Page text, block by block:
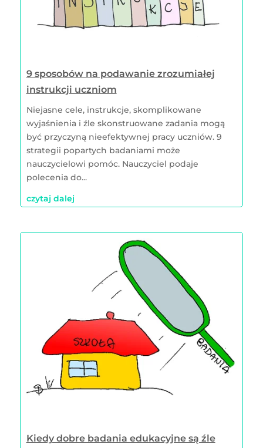
9 sposobów na podawanie zrozumiałej
instrukcji uczniom
Niejasne cele, instrukcje, skomplikowane
wyjaśnienia i źle skonstruowane zadania mogą
być przyczyną nieefektywnej pracy uczniów. 9
strategii popartych badaniami może
nauczycielowi pomóc. Nauczyciel podaje
polecenia do...
czytaj dalej
Kiedy dobre badania edukacyjne są źle